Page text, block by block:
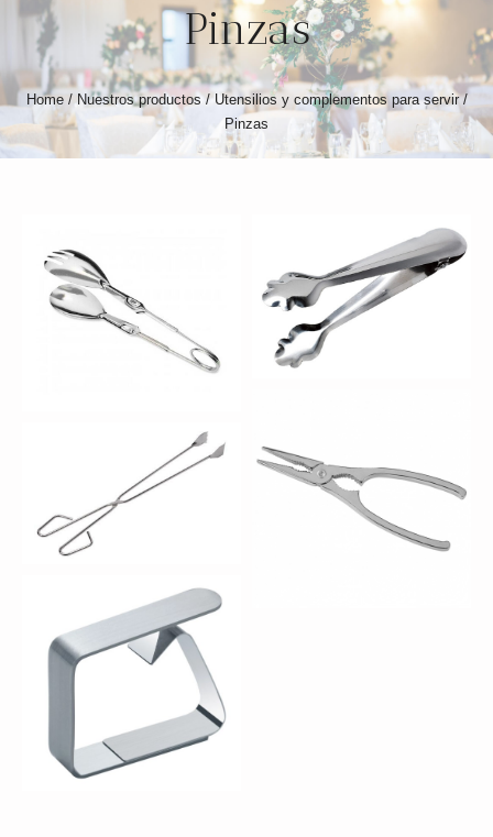
Pinzas
Home /Nuestros productos /Utensilios y complementos para servir /
Pinzas